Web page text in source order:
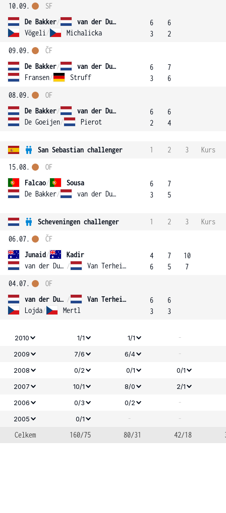
10.09.
De Bakker/
van der Duim
Vögeli / Michalicka
SF
6
3
6
2
09.09.
De Bakker/
van der Duim
Fransen/ Struff
ČF
6
3
7
6
08.09.
De Bakker/
van der Duim
De Goeijen/ Pierot
OF
6
2
6
4
San Sebastian challenger 1 2 3
Kurs
15.08.
Falcao/
Sousa
De Bakker/ van der Duim
OF
6
3
7
5
Scheveningen challenger 1 2 3
Kurs
06.07.
Junaid/
Kadir
van der Duim / Van Terheijden
ČF
4
6
7
5
10
7
04.07.
van der Duim /
Van Terheijden
Lojda/ Mertl
OF
6
3
6
3
2010 1/1 1/1 -
2009 7/6 6/4 -
2008 0/2 0/1
0/1
2007
10/1 8/0
2/1
2006
0/3 0/2 -
2005 0/1 -
-
Celkem
160/75 80/31 42/18